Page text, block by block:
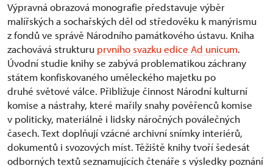
Výpravná obrazová monografie představuje výběr
malířských a sochařských děl od středověku k manýrismu
z fondů ve správě Národního památkového ústavu. Kniha
zachovává strukturu prvního svazku edice Ad unicum.
Úvodní studie knihy se zabývá problematikou záchrany
státem konfiskovaného uměleckého majetku po
druhé světové válce. Přibližuje činnost Národní kulturní
komise a nástrahy, které mařily snahy pověřenců komise
v politicky, materiálně i lidsky náročných poválečných
časech. Text doplňují vzácné archivní snímky interiérů,
dokumentů i svozových míst. Těžiště knihy tvoří šedesát
odborných textů seznamujících čtenáře s výsledky poznání